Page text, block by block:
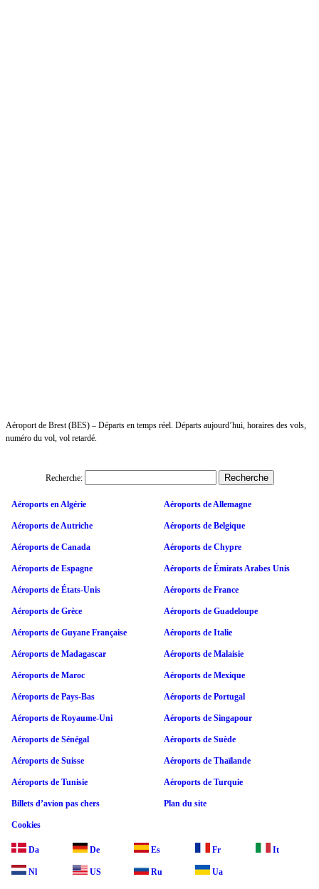
Aéroport de Brest (BES) – Départs en temps réel. Départs aujourd’hui, horaires des vols,
numéro du vol, vol retardé.
Recherche:
Aéroports en Algérie Aéroports de Allemagne
Aéroports de Autriche Aéroports de Belgique
Aéroports de Canada Aéroports de Chypre
Aéroports de Espagne Aéroports de Émirats Arabes Unis
Aéroports de États-Unis Aéroports de France
Aéroports de Grèce Aéroports de Guadeloupe
Aéroports de Guyane Française Aéroports de Italie
Aéroports de Madagascar Aéroports de Malaisie
Aéroports de Maroc Aéroports de Mexique
Aéroports de Pays-Bas Aéroports de Portugal
Aéroports de Royaume-Uni Aéroports de Singapour
Aéroports de Sénégal Aéroports de Suède
Aéroports de Suisse Aéroports de Thaïlande
Aéroports de Tunisie Aéroports de Turquie
Billets d’avion pas chers Plan du site
Cookies
Da De Es Fr It
Nl US Ru Ua